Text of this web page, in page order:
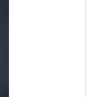
são realizadas
Tudo isso,
consultores
comprova sua